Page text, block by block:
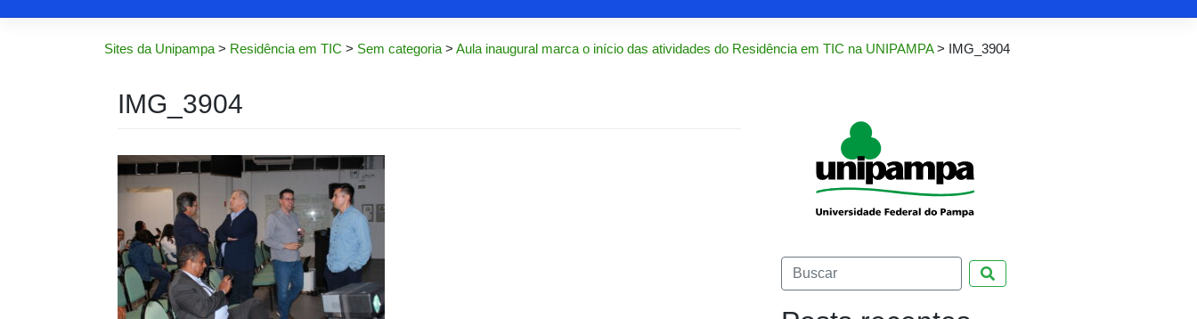
Sites da Unipampa > Residência em TIC > Sem categoria > Aula inaugural marca o início das atividades do Residência em TIC na UNIPAMPA> IMG_3904
IMG_3904